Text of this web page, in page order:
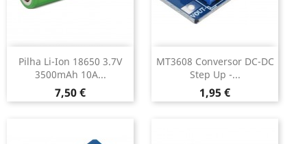
Pilha Li-Ion 18650 3.7V
3500mAh 10A...
Preço
7,50 €
MT3608 Conversor DC-DC
Step Up -...
Preço
1,95 €